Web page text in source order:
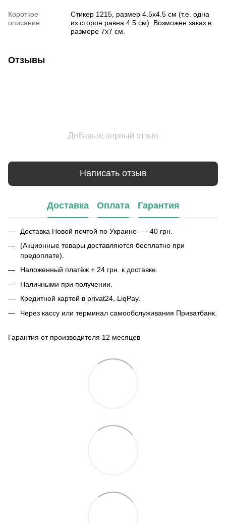
Короткое
описание
Стикер 1215, размер 4.5х4.5 см (т.е. одна
из сторон равна 4.5 см). Возможен заказ в
размере 7х7 см.
Отзывы
Добавьте первый отзыв
Написать отзыв
Доставка Оплата Гарантия
Доставка Новой почтой по Украине — 40 грн.
(Акционные товары доставляются бесплатно при
предоплате).
Наложенный платёж + 24 грн. к доставке.
Наличными при получении.
Кредитной картой в privat24, LiqPay.
Через кассу или терминал самообслуживания Приватбанк.
Гарантия от производителя 12 месяцев